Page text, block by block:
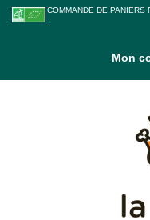
COMMANDE DE
Mon